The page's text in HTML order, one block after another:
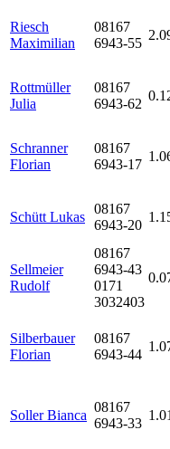
Riesch
Maximilian
08167
6943-55
Rottmüller
Julia
08167
6943-62
Schranner
Florian
08167
6943-17
Schütt Lukas
08167
6943-20
Sellmeier
Rudolf
08167
6943-43
0171
3032403
Silberbauer
Florian
08167
6943-44
Soller Bianca
08167
6943-33
1.01